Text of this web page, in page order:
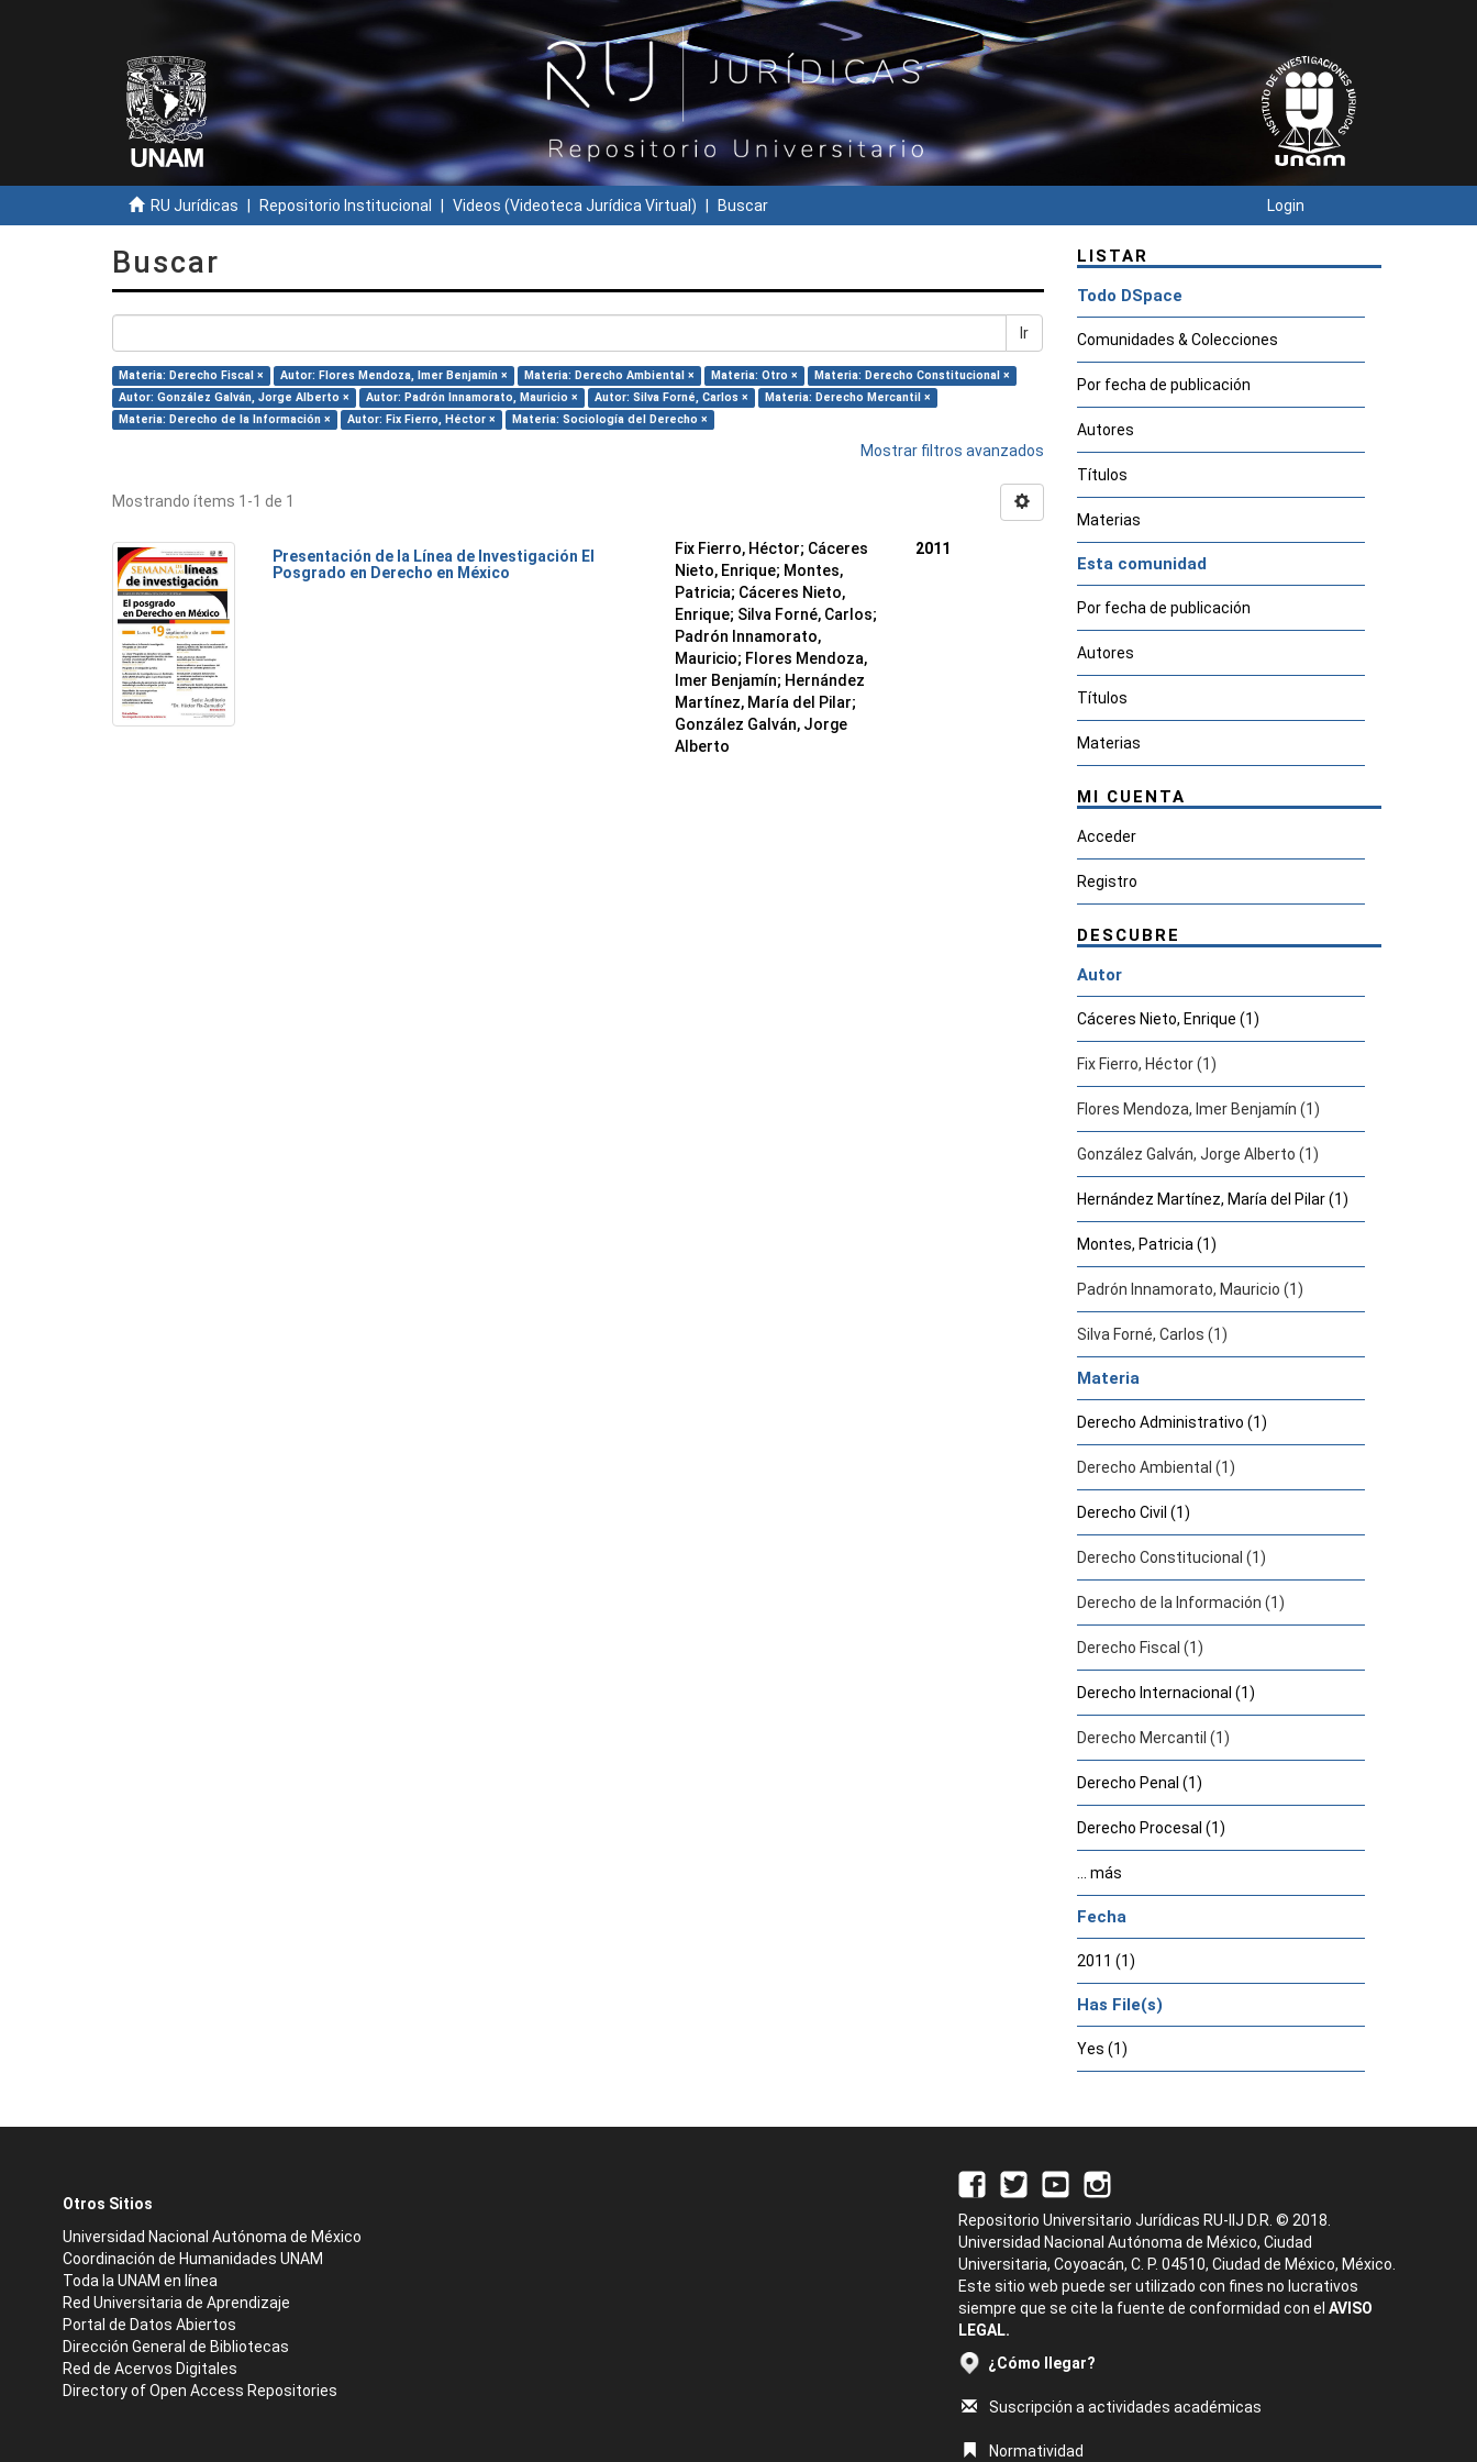
RU Jurídicas Repositorio Institucional Videos (Videoteca Jurídica Virtual) Buscar Login
Buscar
Ir
Materia: Derecho Fiscal × Autor: Flores Mendoza, Imer Benjamín × Materia: Derecho Ambiental × Materia: Otro ×
Materia: Derecho Constitucional ×
Autor: González Galván, Jorge Alberto ×
Autor: Padrón Innamorato, Mauricio × Autor: Silva Forné, Carlos ×
Materia: Derecho Mercantil ×
Materia: Derecho de la Información ×
Autor: Fix Fierro, Héctor × Materia: Sociología del Derecho ×
Mostrar filtros avanzados
Mostrando ítems 1-1 de 1
Presentación de la Línea de Investigación El
Posgrado en Derecho en México
Fix Fierro, Héctor; Cáceres
Nieto, Enrique; Montes,
Patricia; Cáceres Nieto,
Enrique; Silva Forné, Carlos;
Padrón Innamorato,
Mauricio; Flores Mendoza,
Imer Benjamín; Hernández
Martínez, María del Pilar;
González Galván, Jorge
Alberto
2011
LISTAR
Todo DSpace
Comunidades & Colecciones
Por fecha de publicación
Autores
Títulos
Materias
Esta comunidad
Por fecha de publicación
Autores
Títulos
Materias
MI CUENTA
Acceder
Registro
DESCUBRE
Autor
Cáceres Nieto, Enrique (1)
Fix Fierro, Héctor (1)
Flores Mendoza, Imer Benjamín (1)
González Galván, Jorge Alberto (1)
Hernández Martínez, María del Pilar (1)
Montes, Patricia (1)
Padrón Innamorato, Mauricio (1)
Silva Forné, Carlos (1)
Materia
Derecho Administrativo (1)
Derecho Ambiental (1)
Derecho Civil (1)
Derecho Constitucional (1)
Derecho de la Información (1)
Derecho Fiscal (1)
Derecho Internacional (1)
Derecho Mercantil (1)
Derecho Penal (1)
Derecho Procesal (1)
... más
Fecha
2011 (1)
Has File(s)
Yes (1)
Otros Sitios
Universidad Nacional Autónoma de México
Coordinación de Humanidades UNAM
Toda la UNAM en línea
Red Universitaria de Aprendizaje
Portal de Datos Abiertos
Dirección General de Bibliotecas
Red de Acervos Digitales
Directory of Open Access Repositories
Repositorio Universitario Jurídicas RU-IIJ D.R. © 2018.
Universidad Nacional Autónoma de México, Ciudad
Universitaria, Coyoacán, C. P. 04510, Ciudad de México, México.
Este sitio web puede ser utilizado con fines no lucrativos
siempre que se cite la fuente de conformidad con el AVISO
LEGAL.
¿Cómo llegar?
Suscripción a actividades académicas
Normatividad